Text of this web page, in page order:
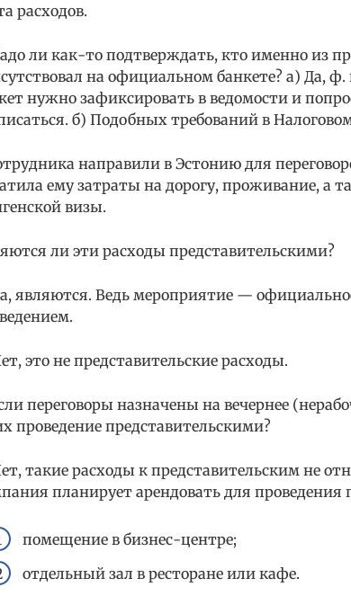
расходов.
ли как-то подтверждать, кто именно из
на официальном банкете? а) Да,
нужно зафиксировать в ведомости и
б) Подобных требований в
направили в Эстонию для
ему затраты на дорогу, проживание, а
визы.
ли эти расходы представительскими?
являются. Ведь мероприятие —
это не представительские расходы.
переговоры назначены на вечернее
проведение представительскими?
такие расходы к представительским не
планирует арендовать для проведения
помещение в бизнес-центре;
отдельный зал в ресторане или кафе.